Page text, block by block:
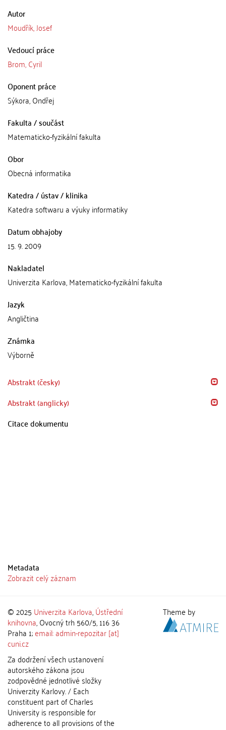
Autor
Moudřík, Josef
Vedoucí práce
Brom, Cyril
Oponent práce
Sýkora, Ondřej
Fakulta / součást
Matematicko-fyzikální fakulta
Obor
Obecná informatika
Katedra / ústav / klinika
Katedra softwaru a výuky informatiky
Datum obhajoby
15. 9. 2009
Nakladatel
Univerzita Karlova, Matematicko-fyzikální fakulta
Jazyk
Angličtina
Známka
Výborně
Abstrakt (česky)
Abstrakt (anglicky)
Citace dokumentu
Metadata
Zobrazit celý záznam
© 2025 Univerzita Karlova,Ústřední
knihovna, Ovocný trh 560/5, 116 36
Praha 1;email: admin-repozitar [at]
cuni.cz
Za dodržení všech ustanovení
autorského zákona jsou
zodpovědné jednotlivé složky
Univerzity Karlovy. / Each
constituent part of Charles
University is responsible for
adherence to all provisions of the
Theme by